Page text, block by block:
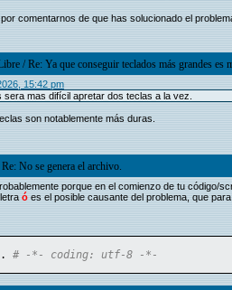
comentarnos de que has solucionado el
/Re: Ya que conseguir teclados más grandes
15:42 pm
mas difícil apretar dos teclas a la vez.
son notablemente más duras.
Re: No se genera el archivo.
porque en el comienzo de tu código/
ó es el posible causante del problema, que
# -*- coding: utf-8 -*-